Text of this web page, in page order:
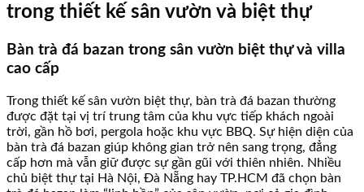
trong thiết kế sân vườn và biệt thự
Bàn trà đá bazan trong sân vườn biệt thự và villa
cao cấp
Trong thiết kế sân vườn biệt thự, bàn trà đá bazan thường
được đặt tại vị trí trung tâm của khu vực tiếp khách ngoài
trời, gần hồ bơi, pergola hoặc khu vực BBQ. Sự hiện diện của
bàn trà đá bazan giúp không gian trở nên sang trọng, đẳng
cấp hơn mà vẫn giữ được sự gần gũi với thiên nhiên. Nhiều
chủ biệt thự tại Hà Nội, Đà Nẵng hay TP.HCM đã chọn bàn